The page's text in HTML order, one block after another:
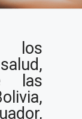
los
las